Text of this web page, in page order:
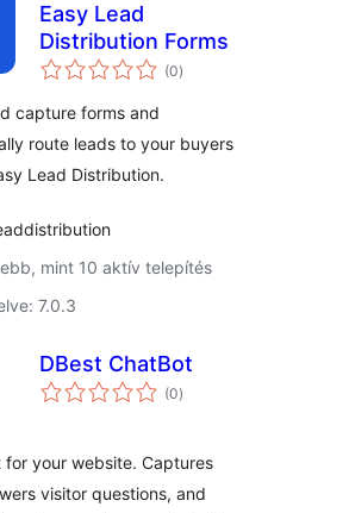
Easy Lead
Distribution Forms
(0értékelés
összesen
)
capture forms and
route leads to your buyers
Lead Distribution.
mint 10 aktív telepítés
7.0.3
DBest ChatBot
(0értékelés
összesen
)
for your website. Captures
visitor questions, and